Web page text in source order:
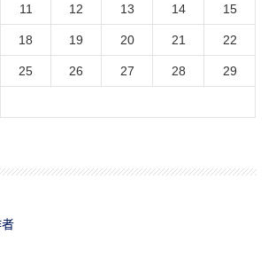
11 12 13 14 15
18 19 20 21 22
25 26 27 28 29